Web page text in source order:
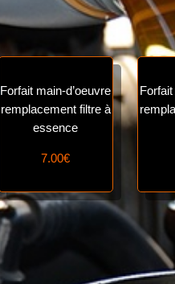
Forfait main-d’oeuvre
remplacement filtre à
essence
7.00€